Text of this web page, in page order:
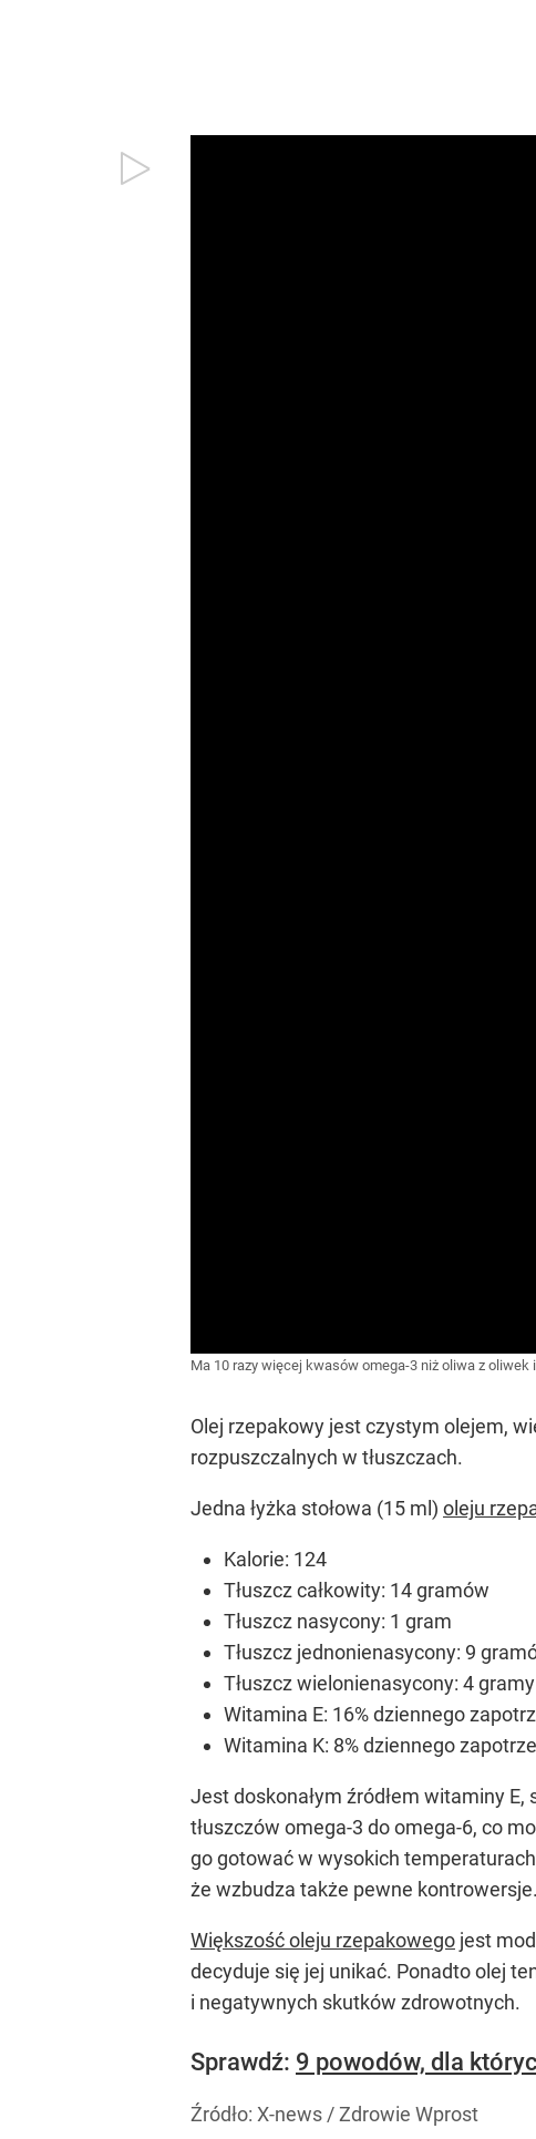
Ma 10 razy więcej kwasów omega-3 niż oliwa z
Olej rzepakowy jest czystym olejem,
rozpuszczalnych w tłuszczach.
Jedna łyżka stołowa (15 ml) oleju
Kalorie: 124
Tłuszcz całkowity: 14 gramów
Tłuszcz nasycony: 1 gram
Tłuszcz jednonienasycony: 9
Tłuszcz wielonienasycony: 4 gramy
Witamina E: 16% dziennego
Witamina K: 8% dziennego
Jest doskonałym źródłem witaminy
tłuszczów omega-3 do omega-6, co
go gotować w wysokich
że wzbudza także pewne kontrowersje.
Większość oleju rzepakowego jest
decyduje się jej unikać. Ponadto olej
i negatywnych skutków zdrowotnych.
Sprawdź: 9 powodów, dla
Źródło: X-news / Zdrowie Wprost